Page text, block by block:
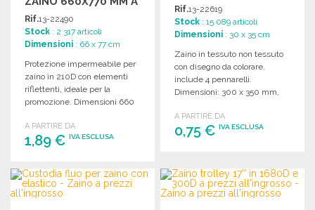
PREZZI
ALL'INGROSSO
Rif.13-22490
Stock : 2 317 articoli
Dimensioni : 66 x 77 cm
Protezione impermeabile per
zaino in 210D con elementi
riflettenti, ideale per la
promozione. Dimensioni 660
A PARTIRE DA
1,89 € IVA ESCLUSA
ORDINARE
Richiedi un preventivo
Rif.13-22619
Stock : 15 089 articoli
Dimensioni : 30 x 35 cm
Zaino in tessuto non tessuto
con disegno da colorare,
include 4 pennarelli.
Dimensioni: 300 x 350 mm,
A PARTIRE DA
0,75 €IVA ESCLUSA
Richiedi un preventivo